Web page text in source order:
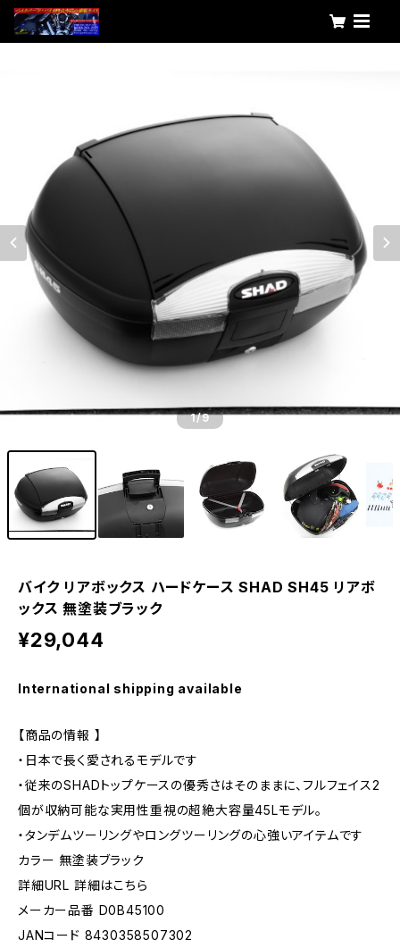
1/9
バイク リアボックス ハードケース SHAD SH45 リアボ
ックス 無塗装ブラック
¥29,044
International shipping available
【商品の情報 】
・日本で長く愛されるモデルです
・従来のSHADトップケースの優秀さはそのままに、フルフェイス2
個が収納可能な実用性重視の超絶大容量45Lモデル。
・タンデムツーリングやロングツーリングの心強いアイテムです
カラー 無塗装ブラック
詳細URL 詳細はこちら
メーカー品番 D0B45100
JANコード 8430358507302